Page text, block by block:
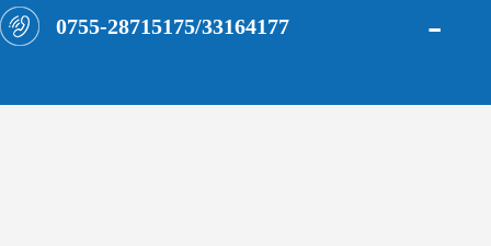
0755-28715175/33164177 -